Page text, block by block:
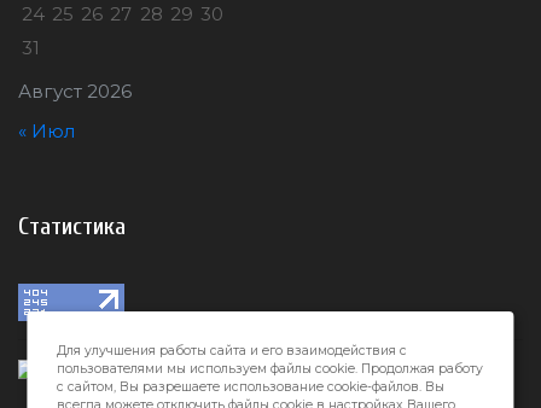
Август 2026
24 25 26 27 28 29 30
31
« Июл
Статистика
Для улучшения работы сайта и его взаимодействия с
пользователями мы используем файлы cookie. Продолжая работу
с сайтом, Вы разрешаете использование cookie-файлов. Вы